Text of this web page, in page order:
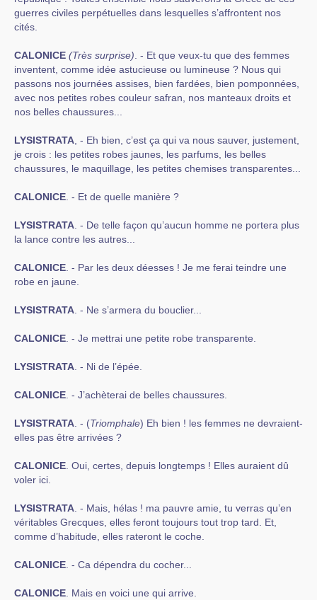
guerres civiles perpétuelles dans lesquelles s’affrontent nos
cités.
CALONICE (Très surprise). - Et que veux-tu que des femmes
inventent, comme idée astucieuse ou lumineuse ? Nous qui
passons nos journées assises, bien fardées, bien pomponnées,
avec nos petites robes couleur safran, nos manteaux droits et
nos belles chaussures...
LYSISTRATA, - Eh bien, c’est ça qui va nous sauver, justement,
je crois : les petites robes jaunes, les parfums, les belles
chaussures, le maquillage, les petites chemises transparentes...
CALONICE. - Et de quelle manière ?
LYSISTRATA. - De telle façon qu’aucun homme ne portera plus
la lance contre les autres...
CALONICE. - Par les deux déesses ! Je me ferai teindre une
robe en jaune.
LYSISTRATA. - Ne s’armera du bouclier...
CALONICE. - Je mettrai une petite robe transparente.
LYSISTRATA. - Ni de l’épée.
CALONICE. - J’achèterai de belles chaussures.
LYSISTRATA. - (Triomphale) Eh bien ! les femmes ne devraient-
elles pas être arrivées ?
CALONICE. Oui, certes, depuis longtemps ! Elles auraient dû
voler ici.
LYSISTRATA. - Mais, hélas ! ma pauvre amie, tu verras qu’en
véritables Grecques, elles feront toujours tout trop tard. Et,
comme d’habitude, elles rateront le coche.
CALONICE. - Ca dépendra du cocher...
CALONICE. Mais en voici une qui arrive.